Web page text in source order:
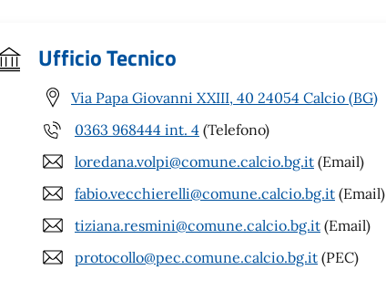
Ufficio Tecnico
Via Papa Giovanni XXIII, 40 24054 Calcio (BG)
0363 968444 int. 4 (Telefono)
loredana.volpi@comune.calcio.bg.it (Email)
fabio.vecchierelli@comune.calcio.bg.it (Email)
tiziana.resmini@comune.calcio.bg.it (Email)
protocollo@pec.comune.calcio.bg.it (PEC)